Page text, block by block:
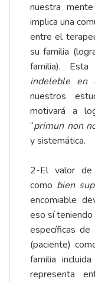
nuestra
implica una
entre el
su familia
familia).
indeleble en
nuestros
motivará a
“primun non
y sistemática.
2-El valor de
como bien
encomiable
eso sí teniendo
específicas de
(paciente)
familia
representa